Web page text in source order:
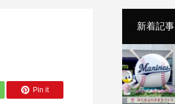
Pin it
新着記事